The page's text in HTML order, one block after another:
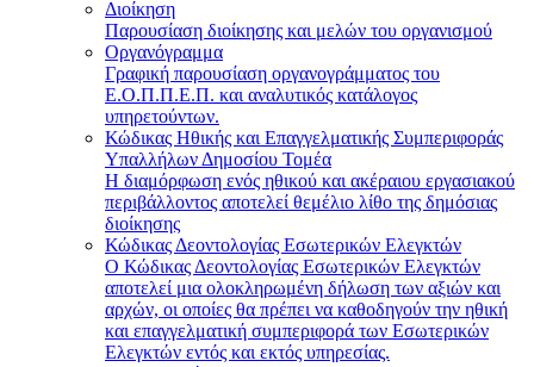
Διοίκηση
Παρουσίαση διοίκησης και μελών του οργανισμού
Οργανόγραμμα
Γραφική παρουσίαση οργανογράμματος του
Ε.Ο.Π.Π.Ε.Π. και αναλυτικός κατάλογος
υπηρετούντων.
Κώδικας Ηθικής και Επαγγελματικής Συμπεριφοράς
Υπαλλήλων Δημοσίου Τομέα
Η διαμόρφωση ενός ηθικού και ακέραιου εργασιακού
περιβάλλοντος αποτελεί θεμέλιο λίθο της δημόσιας
διοίκησης
Κώδικας Δεοντολογίας Εσωτερικών Ελεγκτών
Ο Κώδικας Δεοντολογίας Εσωτερικών Ελεγκτών
αποτελεί μια ολοκληρωμένη δήλωση των αξιών και
αρχών, οι οποίες θα πρέπει να καθοδηγούν την ηθική
και επαγγελματική συμπεριφορά των Εσωτερικών
Ελεγκτών εντός και εκτός υπηρεσίας.